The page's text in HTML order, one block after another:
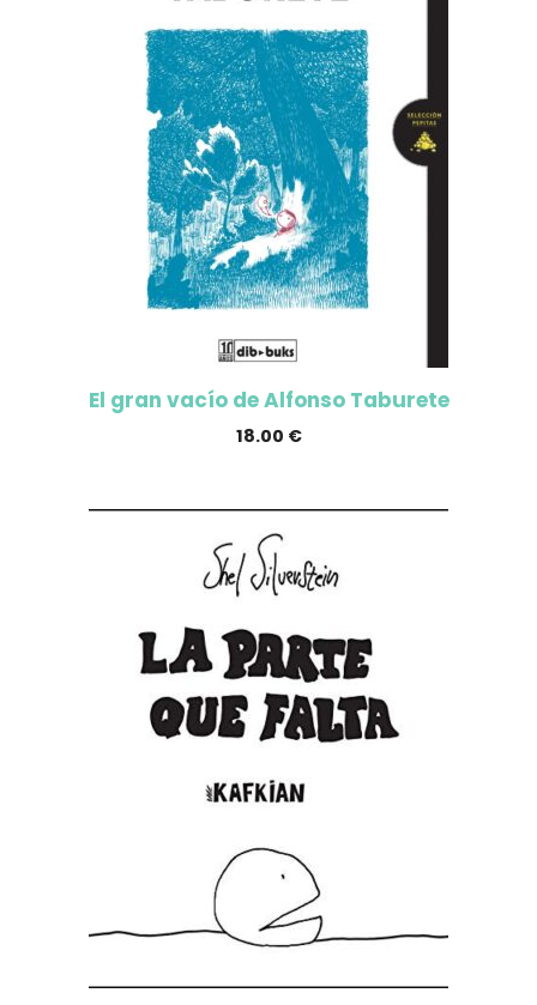
El gran vacío de Alfonso Taburete
18.00 €